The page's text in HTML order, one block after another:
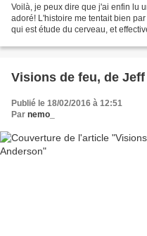
Voilà, je peux dire que j'ai enfin lu
adoré! L'histoire me tentait bien
qui est étude du cerveau, et
Visions de feu, de
Publié le 18/02/2016 à 12:51
Par nemo_